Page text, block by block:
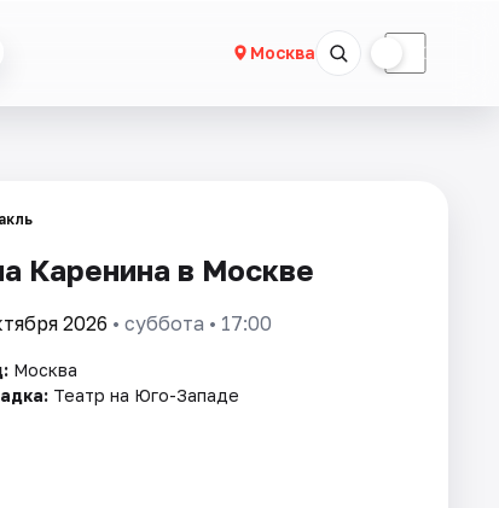
Москва ☾
Каренина в Москве
2026 • суббота • 17:00
Москва
Театр на Юго-Западе